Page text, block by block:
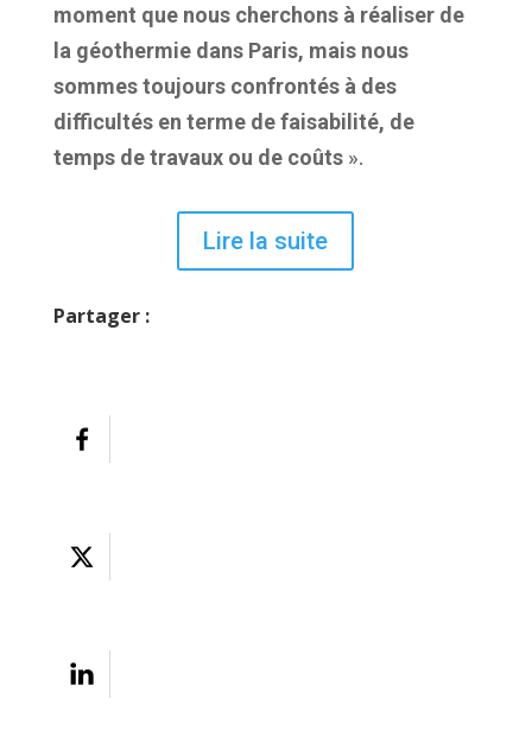
moment que nous cherchons à réaliser de
la géothermie dans Paris, mais nous
sommes toujours confrontés à des
difficultés en terme de faisabilité, de
temps de travaux ou de coûts ».
Lire la suite
Partager :